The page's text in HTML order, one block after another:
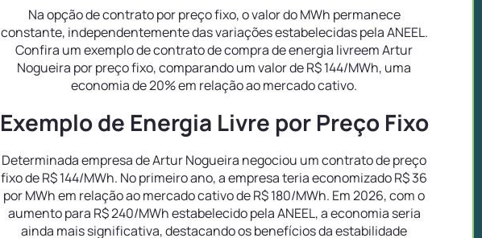
Na opção de contrato por preço fixo, o valor do MWh permanece
constante, independentemente das variações estabelecidas pela ANEEL.
Confira um exemplo de contrato de compra de energia livreem Artur
Nogueira por preço fixo, comparando um valor de R$ 144/MWh, uma
economia de 20% em relação ao mercado cativo.
Exemplo de Energia Livre por Preço Fixo
Determinada empresa de Artur Nogueira negociou um contrato de preço
fixo de R$ 144/MWh. No primeiro ano, a empresa teria economizado R$ 36
por MWh em relação ao mercado cativo de R$ 180/MWh. Em 2026, com o
aumento para R$ 240/MWh estabelecido pela ANEEL, a economia seria
ainda mais significativa, destacando os benefícios da estabilidade